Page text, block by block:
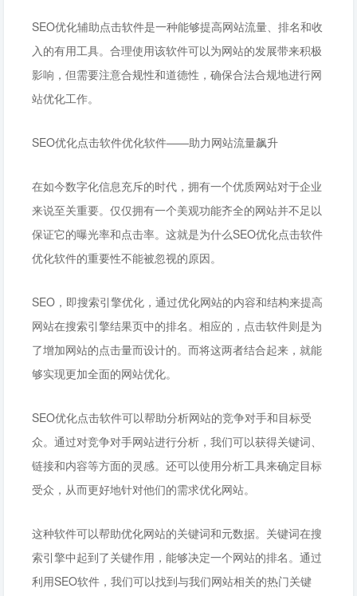
SEO优化辅助点击软件是一种能够提高网站流量、排名和收
入的有用工具。合理使用该软件可以为网站的发展带来积极
影响，但需要注意合规性和道德性，确保合法合规地进行网
站优化工作。
SEO优化点击软件优化软件——助力网站流量飙升
在如今数字化信息充斥的时代，拥有一个优质网站对于企业
来说至关重要。仅仅拥有一个美观功能齐全的网站并不足以
保证它的曝光率和点击率。这就是为什么SEO优化点击软件
优化软件的重要性不能被忽视的原因。
SEO，即搜索引擎优化，通过优化网站的内容和结构来提高
网站在搜索引擎结果页中的排名。相应的，点击软件则是为
了增加网站的点击量而设计的。而将这两者结合起来，就能
够实现更加全面的网站优化。
SEO优化点击软件可以帮助分析网站的竞争对手和目标受
众。通过对竞争对手网站进行分析，我们可以获得关键词、
链接和内容等方面的灵感。还可以使用分析工具来确定目标
受众，从而更好地针对他们的需求优化网站。
这种软件可以帮助优化网站的关键词和元数据。关键词在搜
索引擎中起到了关键作用，能够决定一个网站的排名。通过
利用SEO软件，我们可以找到与我们网站相关的热门关键